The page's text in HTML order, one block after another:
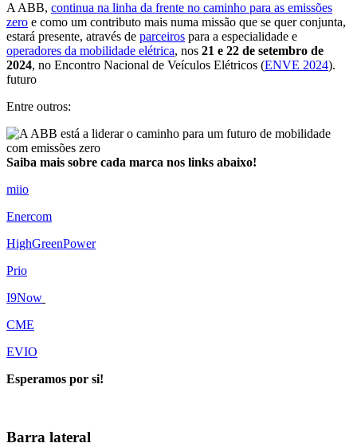
A ABB, continua na linha da frente no caminho para as emissões
zero e como um contributo mais numa missão que se quer conjunta,
estará presente, através de parceiros para a especialidade e
operadores da mobilidade elétrica, nos 21 e 22 de setembro de
2024, no Encontro Nacional de Veículos Elétricos (ENVE 2024).
futuro
Entre outros:
Saiba mais sobre cada marca nos links abaixo!
miio
Enercom
HighGreenPower
Prio
I9Now
CME
EVIO
Esperamos por si!
Barra lateral